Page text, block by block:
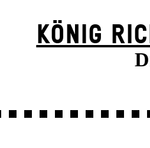
KÖNIG